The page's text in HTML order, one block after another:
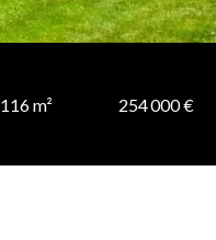
116 m² 254 000 €